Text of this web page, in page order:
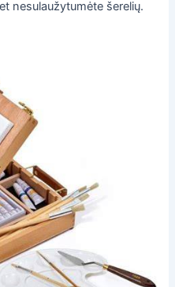
nesulaužytumėte šerelių.